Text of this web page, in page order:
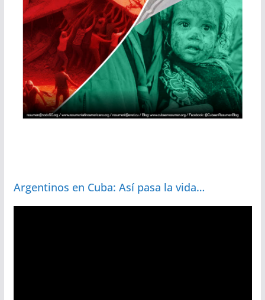
Argentinos en Cuba: Así pasa la vida…